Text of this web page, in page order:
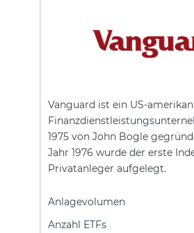
Vanguard ist ein US-
1975 von John Bogle
Jahr 1976 wurde der erste
Privatanleger aufgelegt.
Anlagevolumen
Anzahl ETFs